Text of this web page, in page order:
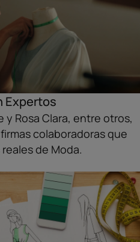
Expertos
y Rosa Clara, entre otros,
colaboradoras que
de Moda.